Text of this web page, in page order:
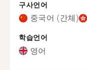
구사언어
중국어 (간체)
학습언어
영어